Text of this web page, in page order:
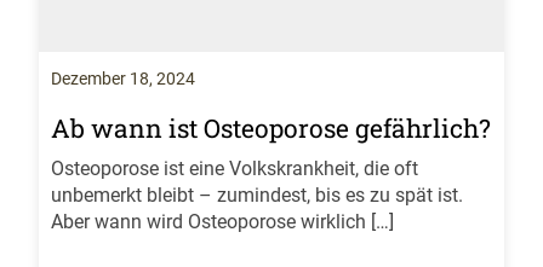
Dezember 18, 2024
Ab wann ist Osteoporose gefährlich?
Osteoporose ist eine Volkskrankheit, die oft
unbemerkt bleibt – zumindest, bis es zu spät ist.
Aber wann wird Osteoporose wirklich […]